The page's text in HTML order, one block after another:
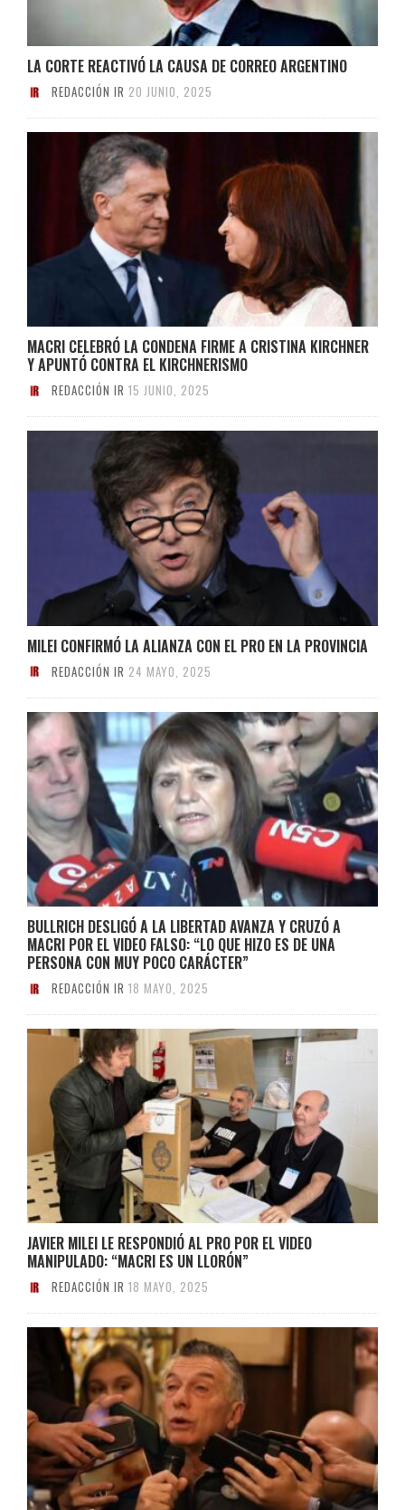
LA CORTE REACTIVÓ LA CAUSA DE CORREO ARGENTINO
REDACCIÓN IR 20 JUNIO, 2025
MACRI CELEBRÓ LA CONDENA FIRME A CRISTINA KIRCHNER
Y APUNTÓ CONTRA EL KIRCHNERISMO
REDACCIÓN IR 15 JUNIO, 2025
MILEI CONFIRMÓ LA ALIANZA CON EL PRO EN LA PROVINCIA
REDACCIÓN IR 24 MAYO, 2025
BULLRICH DESLIGÓ A LA LIBERTAD AVANZA Y CRUZÓ A
MACRI POR EL VIDEO FALSO: “LO QUE HIZO ES DE UNA
PERSONA CON MUY POCO CARÁCTER”
REDACCIÓN IR 18 MAYO, 2025
JAVIER MILEI LE RESPONDIÓ AL PRO POR EL VIDEO
MANIPULADO: “MACRI ES UN LLORÓN”
REDACCIÓN IR 18 MAYO, 2025